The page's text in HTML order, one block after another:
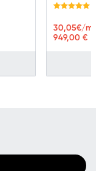
949,00 €
30,05€/